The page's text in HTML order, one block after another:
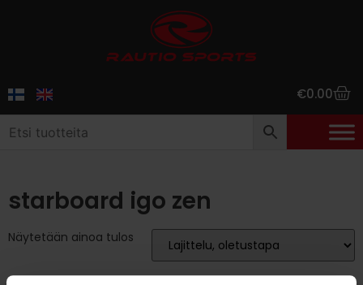
€0.00
starboard igo zen
Näytetään ainoa tulos